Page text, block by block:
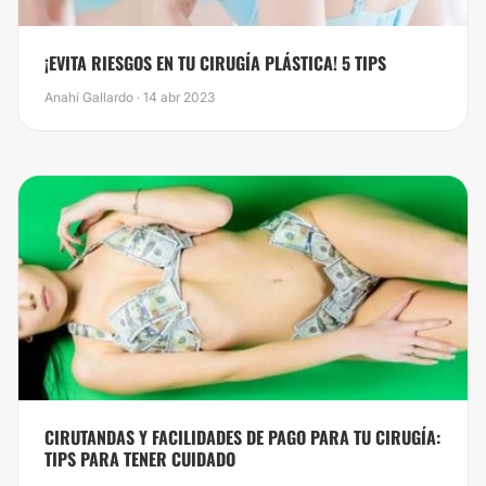
¡EVITA RIESGOS EN TU CIRUGÍA PLÁSTICA! 5 TIPS
Anahí Gallardo · 14 abr 2023
CIRUTANDAS Y FACILIDADES DE PAGO PARA TU CIRUGÍA:
TIPS PARA TENER CUIDADO